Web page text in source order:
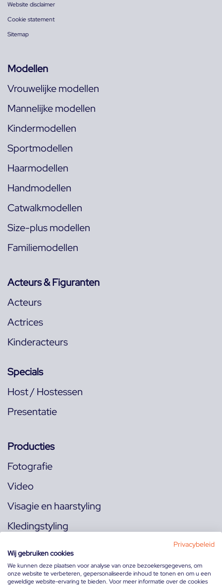
Website disclaimer
Cookie statement
Sitemap
Modellen
Vrouwelijke modellen
Mannelijke modellen
Kindermodellen
Sportmodellen
Haarmodellen
Handmodellen
Catwalkmodellen
Size-plus modellen
Familiemodellen
Acteurs & Figuranten
Acteurs
Actrices
Kinderacteurs
Specials
Host / Hostessen
Presentatie
Producties
Fotografie
Video
Visagie en haarstyling
Kledingstyling
Volg ons op:
Privacybeleid
Wij gebruiken cookies
We kunnen deze plaatsen voor analyse van onze bezoekersgegevens, om
onze website te verbeteren, gepersonaliseerde inhoud te tonen en om u een
geweldige website-ervaring te bieden. Voor meer informatie over de cookies